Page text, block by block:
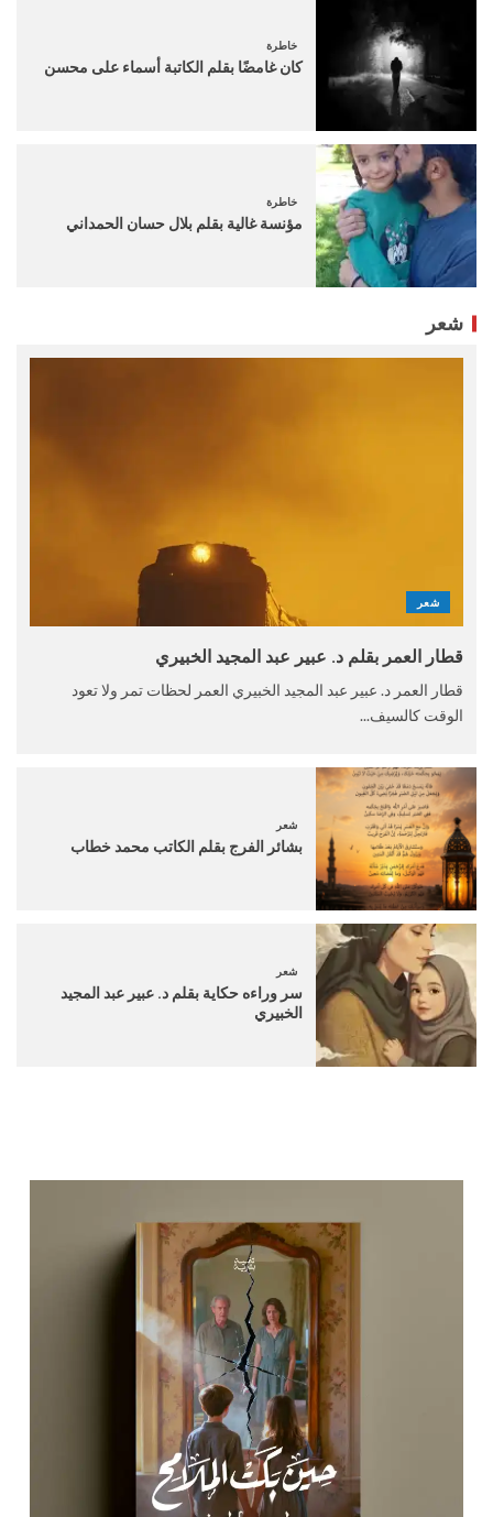
خاطرة
كان غامضًا بقلم الكاتبة أسماء على محسن
خاطرة
مؤنسة غالية بقلم بلال حسان الحمداني
شعر
شعر
قطار العمر بقلم د. عبير عبد المجيد الخبيري
قطار العمر د. عبير عبد المجيد الخبيري العمر لحظات تمر ولا تعود
الوقت كالسيف...
شعر
بشائر الفرج بقلم الكاتب محمد خطاب
شعر
سر وراءه حكاية بقلم د. عبير عبد المجيد
الخبيري